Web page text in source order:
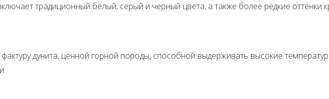
традиционный белый, серый и черный цвета, а также более редкие оттенки
дунита, ценной горной породы, способной выдерживать высокие